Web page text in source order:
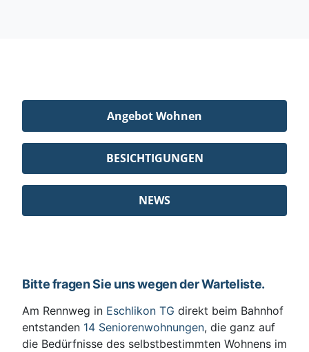
Angebot Wohnen
BESICHTIGUNGEN
NEWS
Bitte fragen Sie uns wegen der Warteliste.
Am Rennweg in Eschlikon TG direkt beim Bahnhof
entstanden 14 Seniorenwohnungen, die ganz auf
die Bedürfnisse des selbstbestimmten Wohnens im